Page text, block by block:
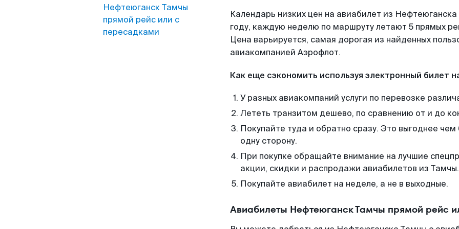
Нефтеюганск Тамчы
прямой рейс или с
пересадками
Календарь низких цен на авиабилет из
году, каждую неделю по маршруту летают 5 прямых
Цена варьируется, самая дорогая из найденных
авиакомпанией Аэрофлот.
Как еще сэкономить используя электронный билет
У разных авиакомпаний услуги по перевозке
Лететь транзитом дешево, по сравнению от и до
Покупайте туда и обратно сразу. Это выгоднее
одну сторону.
При покупке обращайте внимание на лучшие
акции, скидки и распродажи авиабилетов из Тамчы.
Покупайте авиабилет на неделе, а не в выходные.
Авиабилеты Нефтеюганск Тамчы прямой рейс